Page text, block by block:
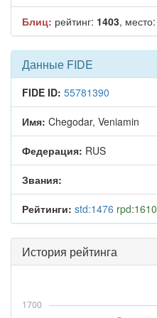
Блиц: рейтинг: 1403, место:
Данные FIDE
FIDE ID: 55781390
Имя: Chegodar, Veniamin
Федерация: RUS
Звания:
Рейтинги: std:1476 rpd:1610
История рейтинга
1700